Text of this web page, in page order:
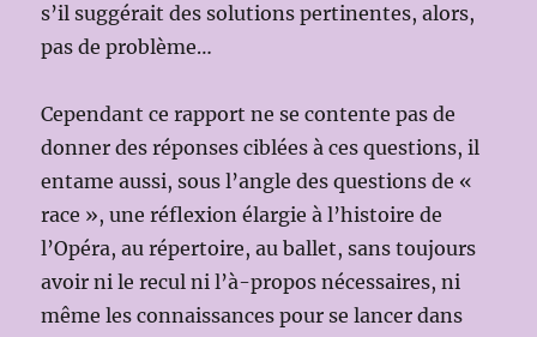
s’il suggérait des solutions pertinentes, alors,
pas de problème…
Cependant ce rapport ne se contente pas de
donner des réponses ciblées à ces questions, il
entame aussi, sous l’angle des questions de «
race », une réflexion élargie à l’histoire de
l’Opéra, au répertoire, au ballet, sans toujours
avoir ni le recul ni l’à-propos nécessaires, ni
même les connaissances pour se lancer dans